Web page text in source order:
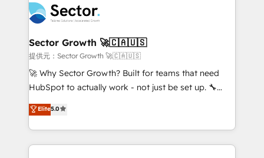
especialista operando a plataforma 24/7. Hoje 300+
empresas em 13 países utilizam a Nexforce. Somos
a maior parceira da HubSpot na América Latina e
líder no ranking global de sucesso do cliente da
HubSpot.
businesses. Our teams are based in North America
and APAC. We are HubSpot's top-ranked Advanced
Implementation Certified Partner and we contribute
to their advisory council. We strive to do 'good work
with good people' and have worked with incredible
brands. You can see some of them on our website,
Sector Growth 🚀🇨🇦🇺🇸
提供元：Sector Growth 🚀🇨🇦🇺🇸
🚀 Why Sector Growth? Built for teams that need
HubSpot to actually work - not just be set up. 🔧
HubSpot Experts: Onboarding, migrations,
automation, and training built for adoption. ⚡ Highly
Technical Execution: ERP, EMR and Custom
Integrations; complex builds delivered in weeks, not
Elite5.0